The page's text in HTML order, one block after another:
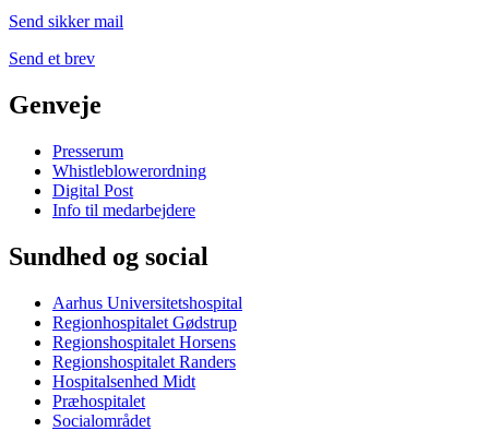
Send sikker mail
Send et brev
Genveje
Presserum
Whistleblowerordning
Digital Post
Info til medarbejdere
Sundhed og social
Aarhus Universitetshospital
Regionhospitalet Gødstrup
Regionshospitalet Horsens
Regionshospitalet Randers
Hospitalsenhed Midt
Præhospitalet
Socialområdet